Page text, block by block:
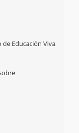
Educación Viva